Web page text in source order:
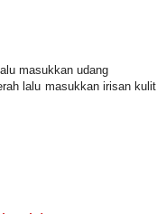
masukkan udang
lalu masukkan irisan kulit